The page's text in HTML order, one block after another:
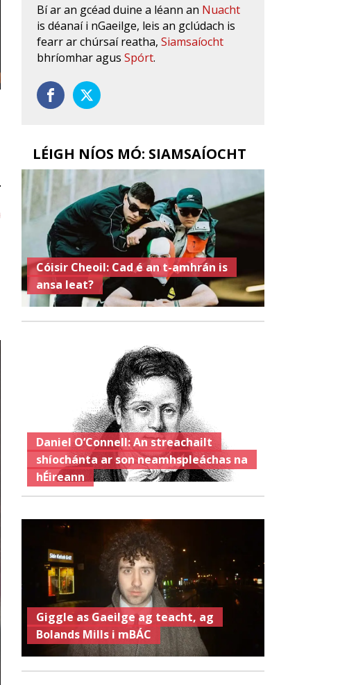
Bí ar an gcéad duine a léann an Nuacht
is déanaí i nGaeilge, leis an gclúdach is
fearr ar chúrsaí reatha,Siamsaíocht
bhríomhar agusSpórt.
LÉIGH NÍOS MÓ: SIAMSAÍOCHT
Cóisir Cheoil: Cad é an t-amhrán is
ansa leat?
Daniel O’Connell: An streachailt
shíochánta ar son neamhspleáchas na
hÉireann
Giggle as Gaeilge ag teacht, ag
Bolands Mills i mBÁC